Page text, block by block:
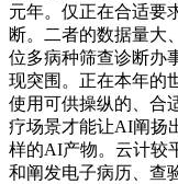
元年。仅正在合适要
断。二者的数据量大
位多病种筛查诊断办
现突围。正在本年的
使用可供操纵的、合
疗场景才能让AI阐扬
样的AI产物。云计较
和阐发电子病历、查